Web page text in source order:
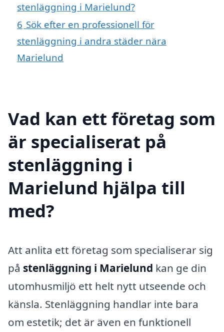
stenläggning i Marielund?
6 Sök efter en professionell för
stenläggning i andra städer nära
Marielund
Vad kan ett företag som
är specialiserat på
stenläggning i
Marielund hjälpa till
med?
Att anlita ett företag som specialiserar sig
på stenläggning i Marielund kan ge din
utomhusmiljö ett helt nytt utseende och
känsla. Stenläggning handlar inte bara
om estetik; det är även en funktionell